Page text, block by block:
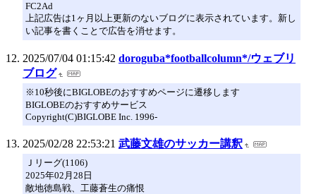
FC2Ad
上記広告は1ヶ月以上更新のないブログに表示されています。新し
い記事を書くことで広告を消せます。
2025/07/04 01:15:42 doroguba*footballcolumn*/ウェブリ
ブログ
※10秒後にBIGLOBEのおすすめページに遷移します
BIGLOBEのおすすめサービス
Copyright(C)BIGLOBE Inc. 1996-
2025/02/28 22:53:21 武藤文雄のサッカー講釈
Ｊリーグ(1106)
2025年02月28日
敵地徳島戦、工藤蒼生の痛恨